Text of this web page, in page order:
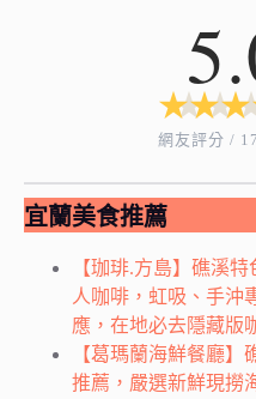
★
★ ★
★★
網友評分 /
宜蘭美食推薦
【珈琲.方島】礁溪
人咖啡，虹吸、手沖
應，在地必去隱藏版
【葛瑪蘭海鮮餐廳
推薦，嚴選新鮮現撈